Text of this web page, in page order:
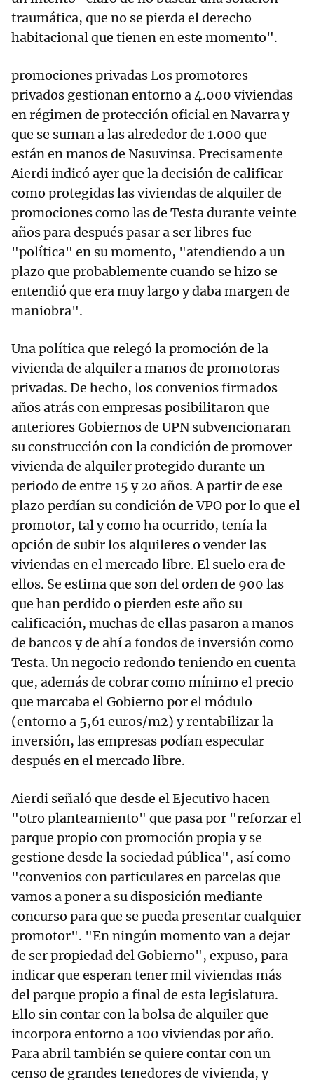
traumática, que no se pierda el derecho
habitacional que tienen en este momento".
promociones privadas Los promotores
privados gestionan entorno a 4.000 viviendas
en régimen de protección oficial en Navarra y
que se suman a las alrededor de 1.000 que
están en manos de Nasuvinsa. Precisamente
Aierdi indicó ayer que la decisión de calificar
como protegidas las viviendas de alquiler de
promociones como las de Testa durante veinte
años para después pasar a ser libres fue
"política" en su momento, "atendiendo a un
plazo que probablemente cuando se hizo se
entendió que era muy largo y daba margen de
maniobra".
Una política que relegó la promoción de la
vivienda de alquiler a manos de promotoras
privadas. De hecho, los convenios firmados
años atrás con empresas posibilitaron que
anteriores Gobiernos de UPN subvencionaran
su construcción con la condición de promover
vivienda de alquiler protegido durante un
periodo de entre 15 y 20 años. A partir de ese
plazo perdían su condición de VPO por lo que el
promotor, tal y como ha ocurrido, tenía la
opción de subir los alquileres o vender las
viviendas en el mercado libre. El suelo era de
ellos. Se estima que son del orden de 900 las
que han perdido o pierden este año su
calificación, muchas de ellas pasaron a manos
de bancos y de ahí a fondos de inversión como
Testa. Un negocio redondo teniendo en cuenta
que, además de cobrar como mínimo el precio
que marcaba el Gobierno por el módulo
(entorno a 5,61 euros/m2) y rentabilizar la
inversión, las empresas podían especular
después en el mercado libre.
Aierdi señaló que desde el Ejecutivo hacen
"otro planteamiento" que pasa por "reforzar el
parque propio con promoción propia y se
gestione desde la sociedad pública", así como
"convenios con particulares en parcelas que
vamos a poner a su disposición mediante
concurso para que se pueda presentar cualquier
promotor". "En ningún momento van a dejar
de ser propiedad del Gobierno", expuso, para
indicar que esperan tener mil viviendas más
del parque propio a final de esta legislatura.
Ello sin contar con la bolsa de alquiler que
incorpora entorno a 100 viviendas por año.
Para abril también se quiere contar con un
censo de grandes tenedores de vivienda, y